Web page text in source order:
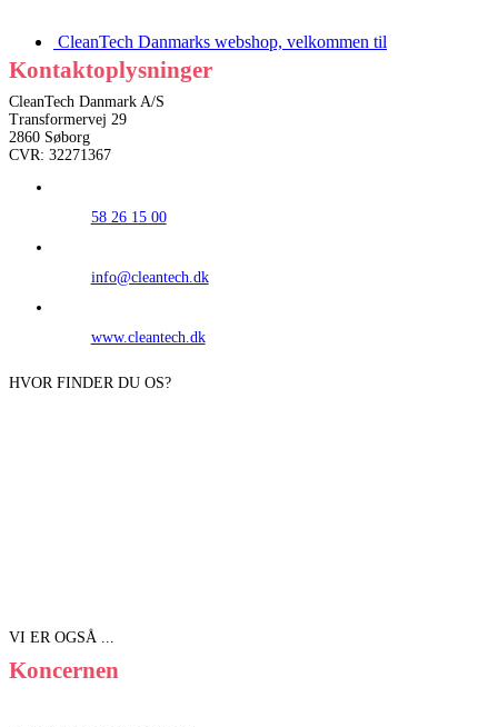
CleanTech Danmarks webshop, velkommen til
Kontaktoplysninger
CleanTech Danmark A/S
Transformervej 29
2860 Søborg
CVR: 32271367
58 26 15 00
info@cleantech.dk
www.cleantech.dk
HVOR FINDER DU OS?
VI ER OGSÅ ...
Koncernen